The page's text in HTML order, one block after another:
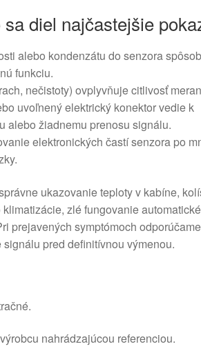
diel najčastejšie
alebo kondenzátu do senzora
funkciu.
nečistoty) ovplyvňuje citlivosť
uvoľnený elektrický konektor vedie k
alebo žiadnemu prenosu signálu.
elektronických častí senzora po
ukazovanie teploty v kabíne,
zlé fungovanie
prejavených symptómoch
pred definitívnou výmenou.
nahrádzajúcou referenciou.